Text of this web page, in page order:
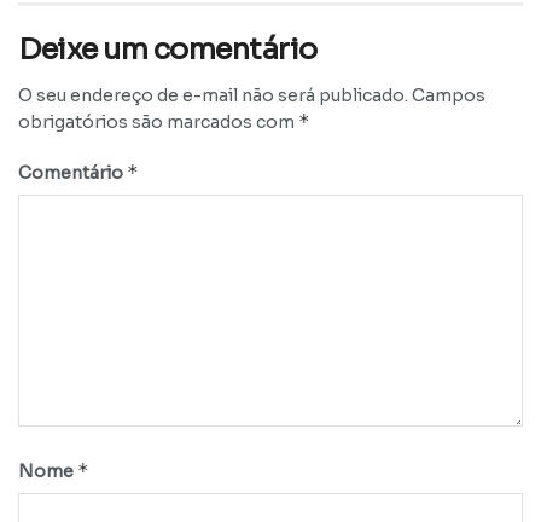
Deixe um comentário
O seu endereço de e-mail não será publicado. Campos
obrigatórios são marcados com *
Comentário *
Nome *